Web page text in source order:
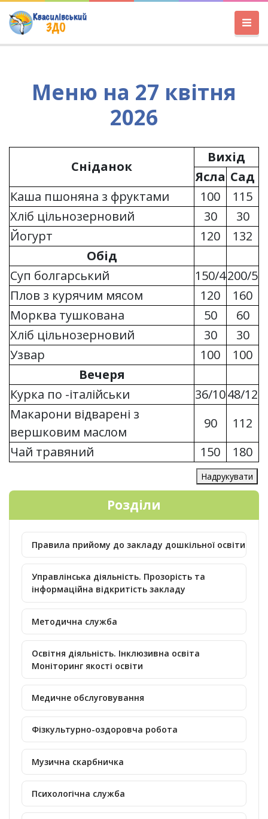
Меню на 27 квітня
2026
Сніданок
Вихід
Ясла Сад
Каша пшоняна з фруктами
100
115
Хліб цільнозерновий
30
30
Йогурт
120
132
Обід
Суп болгарський
150/4200/5
Плов з курячим мясом
120
160
Морква тушкована
50
60
Хліб цільнозерновий
30
30
Узвар
100
100
Вечеря
Курка по -італійськи
36/1048/12
Макарони відварені з
вершковим маслом
90
112
Чай травяний
150 180
Надрукувати
Розділи
Правила прийому до закладу дошкільної освіти
Управлінська діяльність. Прозорість та
інформаційна відкритість закладу
Методична служба
Освітня діяльність. Інклюзивна освіта
Моніторинг якості освіти
Медичне обслуговування
Фізкультурно-оздоровча робота
Музична скарбничка
Психологічна служба